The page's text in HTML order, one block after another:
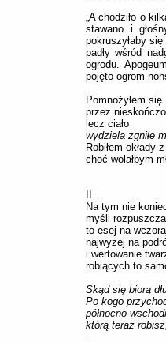
„A chodziło o
stawano i
pokruszyłaby
padły wśród
ogrodu.
pojęto ogrom
Pomnożyłem się
przez
lecz ciało
wydziela zgniłe
Robiłem okłady
choć wolałbym
Na tym nie
myśli
to esej na
najwyżej na
i wertowanie
robiących to
Skąd się biorą
Po kogo
północno-
którą teraz